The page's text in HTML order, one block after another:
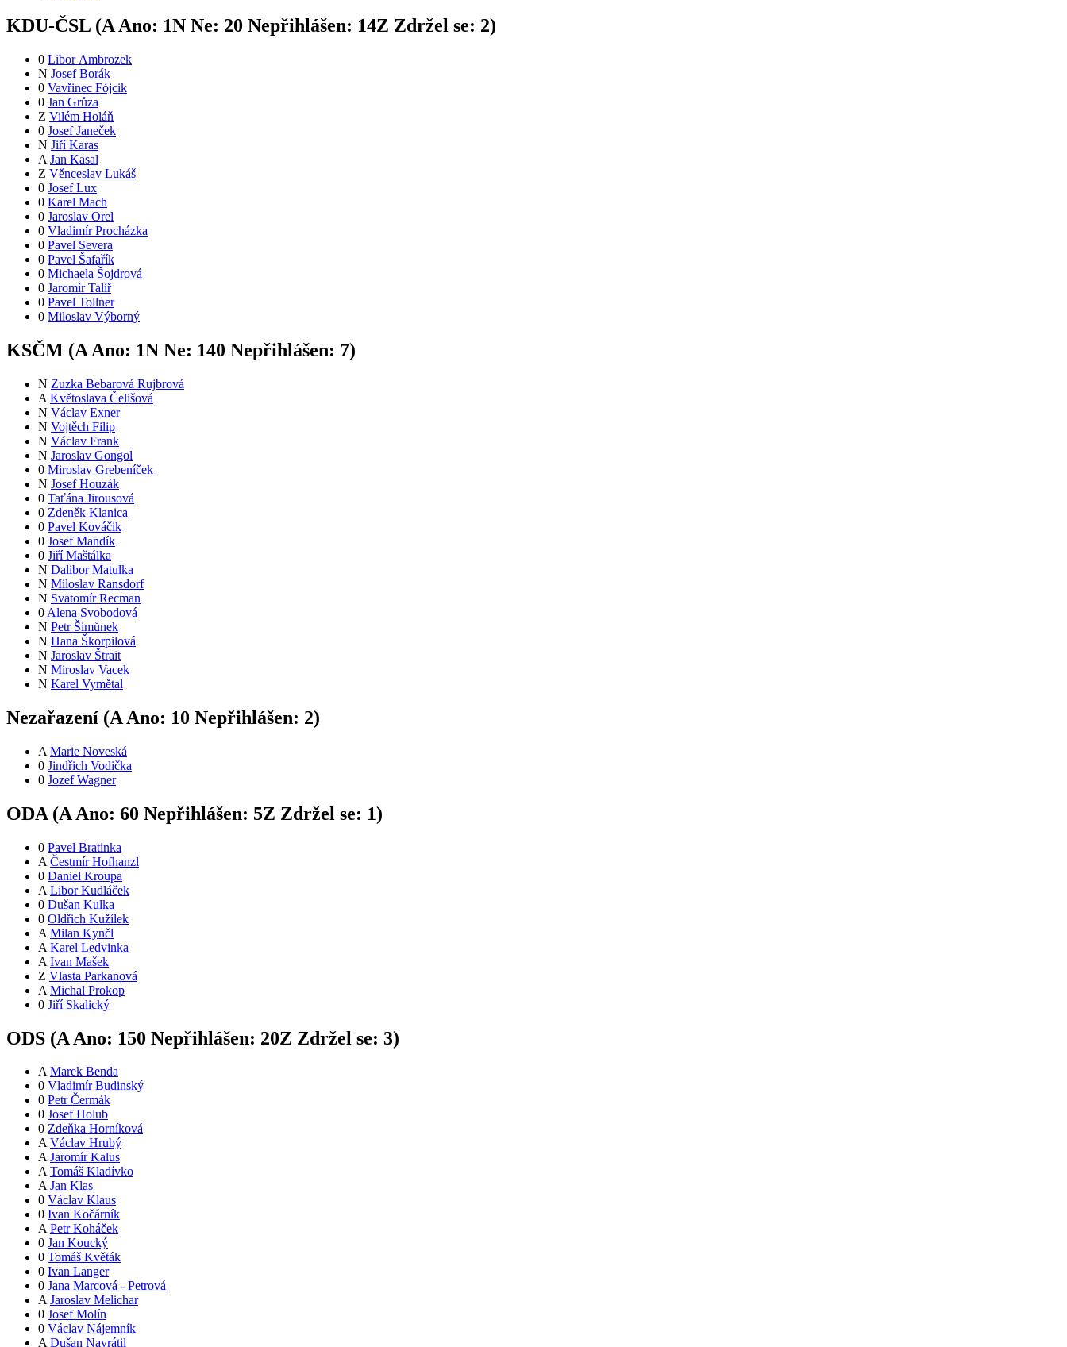
KDU-ČSL (AAno: 1N Ne: 20 Nepřihlášen: 14Z Zdržel se: 2)
0 Libor Ambrozek
N Josef Borák
0 Vavřinec Fójcik
0 Jan Grůza
Z Vilém Holáň
0 Josef Janeček
N Jiří Karas
A Jan Kasal
Z Věnceslav Lukáš
0 Josef Lux
0 Karel Mach
0 Jaroslav Orel
0 Vladimír Procházka
0 Pavel Severa
0 Pavel Šafařík
0 Michaela Šojdrová
0 Jaromír Talíř
0 Pavel Tollner
0 Miloslav Výborný
KSČM (A Ano: 1N Ne: 140 Nepřihlášen: 7)
N Zuzka Bebarová Rujbrová
A Květoslava Čelišová
N Václav Exner
N Vojtěch Filip
N Václav Frank
N Jaroslav Gongol
0 Miroslav Grebeníček
N Josef Houzák
0 Taťána Jirousová
0 Zdeněk Klanica
0 Pavel Kováčik
0 Josef Mandík
0 Jiří Maštálka
N Dalibor Matulka
N Miloslav Ransdorf
N Svatomír Recman
0 Alena Svobodová
N Petr Šimůnek
N Hana Škorpilová
N Jaroslav Štrait
N Miroslav Vacek
N Karel Vymětal
Nezařazení (A Ano: 10 Nepřihlášen: 2)
A Marie Noveská
0 Jindřich Vodička
0 Jozef Wagner
ODA (A Ano: 60 Nepřihlášen: 5Z Zdržel se: 1)
0 Pavel Bratinka
A Čestmír Hofhanzl
0 Daniel Kroupa
A Libor Kudláček
0 Dušan Kulka
0 Oldřich Kužílek
A Milan Kynčl
A Karel Ledvinka
A Ivan Mašek
Z Vlasta Parkanová
A Michal Prokop
0 Jiří Skalický
ODS (A Ano: 150 Nepřihlášen: 20Z Zdržel se: 3)
A Marek Benda
0 Vladimír Budinský
0 Petr Čermák
0 Josef Holub
0 Zdeňka Horníková
A Václav Hrubý
A Jaromír Kalus
A Tomáš Kladívko
A Jan Klas
0 Václav Klaus
0 Ivan Kočárník
A Petr Koháček
0 Jan Koucký
0 Tomáš Květák
0 Ivan Langer
0 Jana Marcová - Petrová
A Jaroslav Melichar
0 Josef Molín
0 Václav Nájemník
A Dušan Navrátil